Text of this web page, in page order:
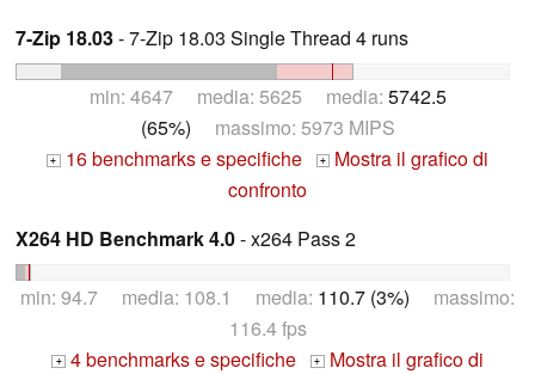
7-Zip 18.03- 7-Zip 18.03 Single Thread 4 runs
min: 4647 media: 5625 media: 5742.5
(65%) massimo: 5973 MIPS
+ 16 benchmarks e specifiche +
Mostra il grafico di
confronto
X264 HD Benchmark 4.0- x264 Pass 2
min: 94.7 media: 108.1 media: 110.7 (3%) massimo:
116.4 fps
+ 4 benchmarks e specifiche + Mostra il grafico di